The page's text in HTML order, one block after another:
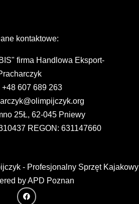
kontaktowe:
firma Handlowa Eksport-
+48 607 689 263
25Ł, 62-045 Pniewy
REGON: 631147660
- Profesjonalny Sprzęt Kajakowy
by APD Poznan
F
a